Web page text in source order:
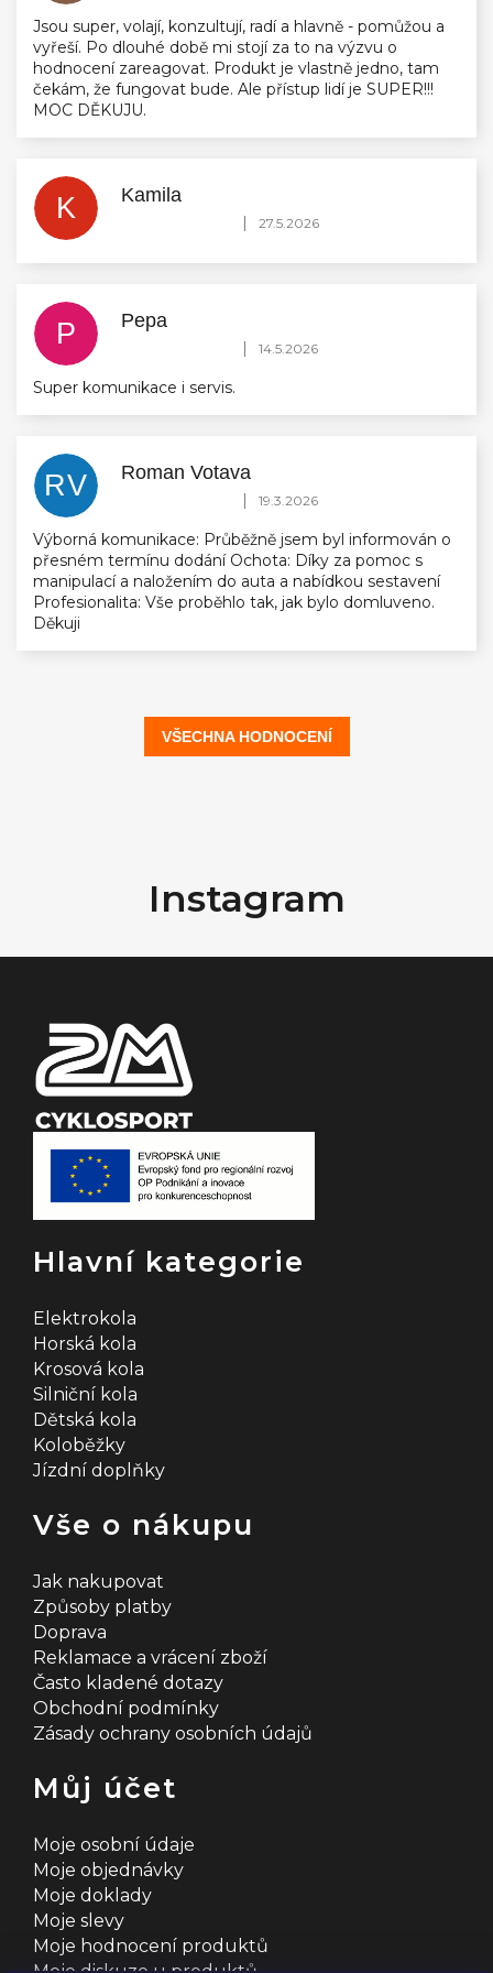
Jsou super, volají, konzultují, radí a hlavně - pomůžou a
vyřeší. Po dlouhé době mi stojí za to na výzvu o
hodnocení zareagovat. Produkt je vlastně jedno, tam
čekám, že fungovat bude. Ale přístup lidí je SUPER!!!
MOC DĚKUJU.
K Kamila
Hodnocení obchodu je 5 z 5 hvězdiček.
| 27.5.2026
P Pepa
Hodnocení obchodu je 5 z 5 hvězdiček.
| 14.5.2026
Super komunikace i servis.
RV Roman Votava
Hodnocení obchodu je 5 z 5 hvězdiček.
| 19.3.2026
Výborná komunikace: Průběžně jsem byl informován o
přesném termínu dodání Ochota: Díky za pomoc s
manipulací a naložením do auta a nabídkou sestavení
Profesionalita: Vše proběhlo tak, jak bylo domluveno.
Děkuji
VŠECHNA HODNOCENÍ
t
Instagram
Hlavní kategorie
Elektrokola
Horská kola
Krosová kola
Silniční kola
Dětská kola
Koloběžky
Jízdní doplňky
Vše o nákupu
Jak nakupovat
Způsoby platby
Doprava
Reklamace a vrácení zboží
Často kladené dotazy
Obchodní podmínky
Zásady ochrany osobních údajů
Můj účet
Moje osobní údaje
Moje objednávky
Moje doklady
Moje slevy
Moje hodnocení produktů